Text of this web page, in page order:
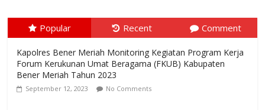
Popular Recent Comment
Kapolres Bener Meriah Monitoring Kegiatan Program Kerja
Forum Kerukunan Umat Beragama (FKUB) Kabupaten
Bener Meriah Tahun 2023
September 12, 2023 No Comments